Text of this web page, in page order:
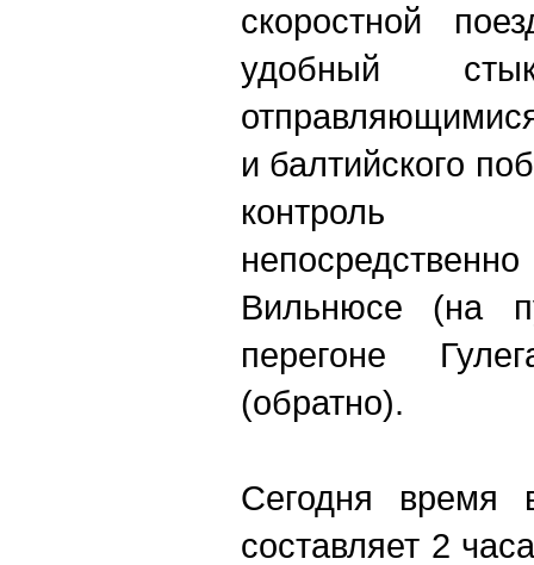
скоростной
удобный
и балтийского
контроль
Вильнюсе (на
перегоне
(обратно).
Сегодня время
составляет 2